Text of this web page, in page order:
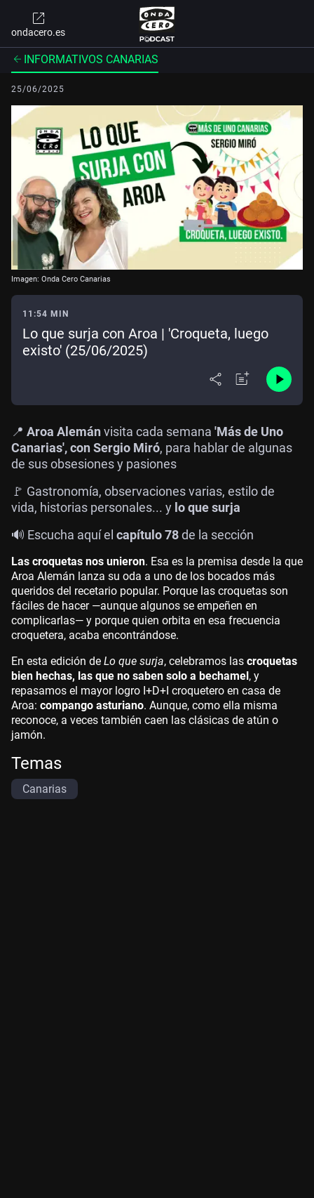
ondacero.es
INFORMATIVOS CANARIAS
25/06/2025
Imagen: Onda Cero Canarias
11:54 MIN
Lo que surja con Aroa | 'Croqueta, luego
existo' (25/06/2025)
📍 Aroa Alemánvisita cada semana 'Más de Uno
Canarias', con Sergio Miró, para hablar de algunas
de sus obsesiones y pasiones
🚩 Gastronomía, observaciones varias, estilo de
vida, historias personales... y lo que surja
🔊 Escucha aquí el capítulo 78de la sección
Las croquetas nos unieron. Esa es la premisa desde la que
Aroa Alemán lanza su oda a uno de los bocados más
queridos del recetario popular. Porque las croquetas son
fáciles de hacer —aunque algunos se empeñen en
complicarlas— y porque quien orbita en esa frecuencia
croquetera, acaba encontrándose.
En esta edición de Lo que surja, celebramos las croquetas
bien hechas, las que no saben solo a bechamel, y
repasamos el mayor logro I+D+I croquetero en casa de
Aroa: compango asturiano. Aunque, como ella misma
reconoce, a veces también caen las clásicas de atún o
jamón.
Temas
Canarias